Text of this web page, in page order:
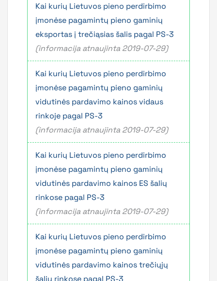
Kai kurių Lietuvos pieno perdirbimo
įmonėse pagamintų pieno gaminių
eksportas į trečiąsias šalis pagal PS-3
(informacija atnaujinta 2019-07-29)
Kai kurių Lietuvos pieno perdirbimo
įmonėse pagamintų pieno gaminių
vidutinės pardavimo kainos vidaus
rinkoje pagal PS-3
(informacija atnaujinta 2019-07-29)
Kai kurių Lietuvos pieno perdirbimo
įmonėse pagamintų pieno gaminių
vidutinės pardavimo kainos ES šalių
rinkose pagal PS-3
(informacija atnaujinta 2019-07-29)
Kai kurių Lietuvos pieno perdirbimo
įmonėse pagamintų pieno gaminių
vidutinės pardavimo kainos trečiųjų
šalių rinkose pagal PS-3